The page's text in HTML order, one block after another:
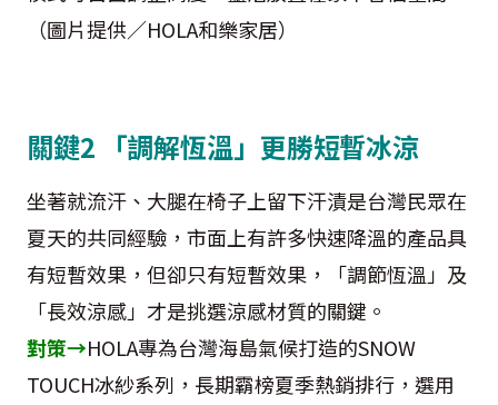
（圖片提供／HOLA和樂家居）
關鍵2 「調解恆溫」更勝短暫冰涼
坐著就流汗、大腿在椅子上留下汗漬是台灣民眾在
夏天的共同經驗，市面上有許多快速降溫的產品具
有短暫效果，但卻只有短暫效果，「調節恆溫」及
「長效涼感」才是挑選涼感材質的關鍵。
對策→HOLA專為台灣海島氣候打造的SNOW
TOUCH冰紗系列，長期霸榜夏季熱銷排行，選用